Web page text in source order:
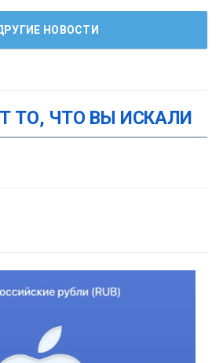
НОВОСТИ
ТО, ЧТО ВЫ ИСКАЛИ